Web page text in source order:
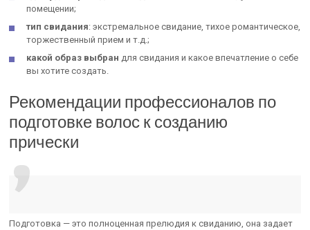
помещении;
тип свидания: экстремальное свидание, тихое романтическое,
торжественный прием и т.д.;
какой образ выбран для свидания и какое впечатление о себе
вы хотите создать.
Рекомендации профессионалов по
подготовке волос к созданию
прически
Подготовка — это полноценная прелюдия к свиданию, она задает